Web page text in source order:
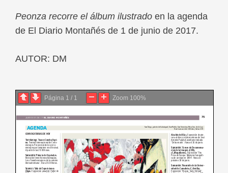
Peonza recorre el álbum ilustrado en la agenda
de El Diario Montañés de 1 de junio de 2017.
AUTOR: DM
Página 1 / 1 Zoom 100%